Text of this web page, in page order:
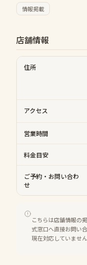
情報掲載
店舗情報
住所
アクセス
営業時間
料金目安
ご予約・お問い合わ
せ
こちらは店舗情報の
式窓口へ直接お問い
現在対応していません